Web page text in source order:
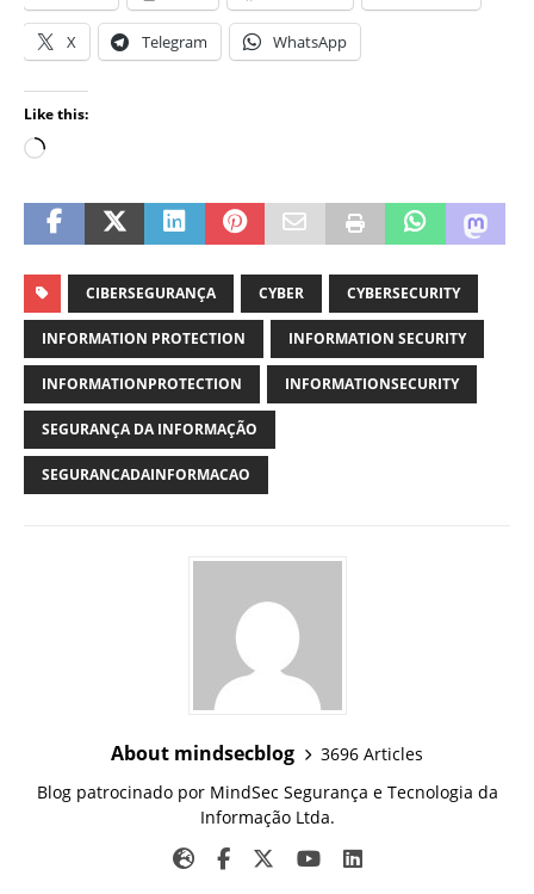
X Telegram WhatsApp
Like this:
CIBERSEGURANÇA CYBER CYBERSECURITY
INFORMATION PROTECTION INFORMATION SECURITY
INFORMATIONPROTECTION INFORMATIONSECURITY
SEGURANÇA DA INFORMAÇÃO
SEGURANCADAINFORMACAO
About mindsecblog
3696 Articles
Blog patrocinado por MindSec Segurança e Tecnologia da
Informação Ltda.